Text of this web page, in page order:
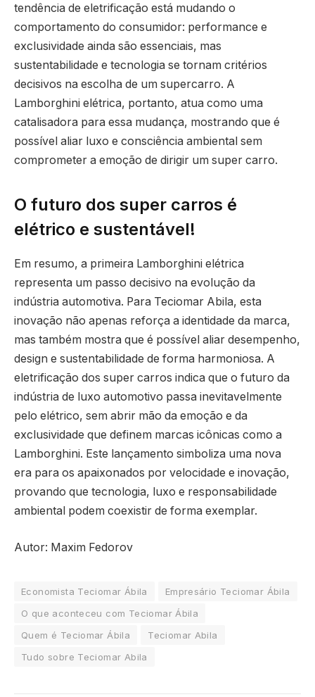
tendência de eletrificação está mudando o
comportamento do consumidor: performance e
exclusividade ainda são essenciais, mas
sustentabilidade e tecnologia se tornam critérios
decisivos na escolha de um supercarro. A
Lamborghini elétrica, portanto, atua como uma
catalisadora para essa mudança, mostrando que é
possível aliar luxo e consciência ambiental sem
comprometer a emoção de dirigir um super carro.
O futuro dos super carros é
elétrico e sustentável!
Em resumo, a primeira Lamborghini elétrica
representa um passo decisivo na evolução da
indústria automotiva. Para Teciomar Abila, esta
inovação não apenas reforça a identidade da marca,
mas também mostra que é possível aliar desempenho,
design e sustentabilidade de forma harmoniosa. A
eletrificação dos super carros indica que o futuro da
indústria de luxo automotivo passa inevitavelmente
pelo elétrico, sem abrir mão da emoção e da
exclusividade que definem marcas icônicas como a
Lamborghini. Este lançamento simboliza uma nova
era para os apaixonados por velocidade e inovação,
provando que tecnologia, luxo e responsabilidade
ambiental podem coexistir de forma exemplar.
Autor: Maxim Fedorov
Economista Teciomar Ábila
Empresário Teciomar Ábila
O que aconteceu com Teciomar Ábila
Quem é Teciomar Ábila
Teciomar Abila
Tudo sobre Teciomar Abila